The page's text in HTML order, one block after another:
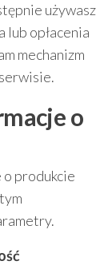
używasz
lub opłacenia
mechanizm
o
produkcie